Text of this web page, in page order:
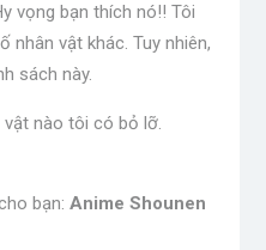
vọng bạn thích nó!! Tôi
vật khác. Tuy nhiên,
sách này.
nào tôi có bỏ lỡ.
bạn: Anime Shounen